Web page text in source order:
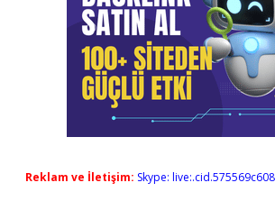
Reklam ve İletişim: Skype: